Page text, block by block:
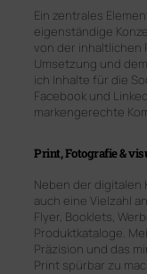
Ein zentrales
eigenständige
von der inhaltlichen
Umsetzung und
ich Inhalte für die
Facebook und
markengerechte
Print, Fotografie &
Neben der digitalen
auch eine Vielzahl
Flyer, Booklets,
Produktkataloge.
Präzision und das
Print spürbar zu